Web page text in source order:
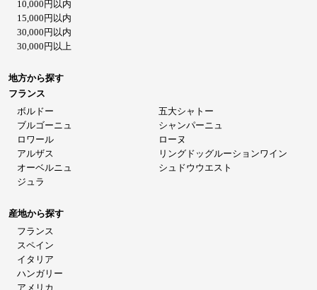
10,000円以内
15,000円以内
30,000円以内
30,000円以上
地方から探す
フランス
ボルドー
五大シャトー
ブルゴーニュ
シャンパーニュ
ロワール
ローヌ
アルザス
リングドッグルーションワイン
オーベルニュ
シュドウウエスト
ジュラ
産地から探す
フランス
スペイン
イタリア
ハンガリー
アメリカ